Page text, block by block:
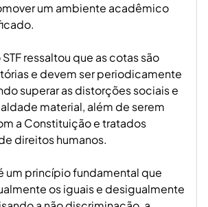
um ambiente acadêmico
ressaltou que as cotas são
e devem ser periodicamente
superar as distorções sociais e
material, além de serem
a Constituição e tratados
direitos humanos.
um princípio fundamental que
os iguais e desigualmente